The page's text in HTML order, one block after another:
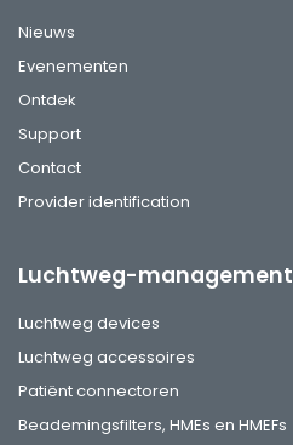
Nieuws
Evenementen
Ontdek
Support
Contact
Provider identification
Luchtweg-management
Luchtweg devices
Luchtweg accessoires
Patiënt connectoren
Beademingsfilters, HMEs en HMEFs